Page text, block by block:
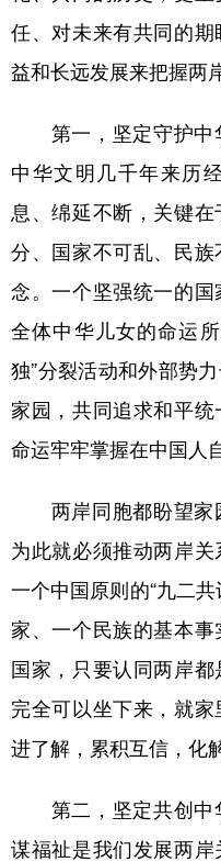
任、对未来有共同的期
益和长远发展来把握两
第一，坚定守护中华
中华文明几千年来历
息、绵延不断，关键
分、国家不可乱、民
念。一个坚强统一的
全体中华儿女的命运
独”分裂活动和外部势
家园，共同追求和平
命运牢牢掌握在中国人
两岸同胞都盼望家园
为此就必须推动两岸
一个中国原则的“九二
家、一个民族的基本
国家，只要认同两岸
完全可以坐下来，就
进了解，累积互信，化
第二，坚定共创中
谋福祉是我们发展两岸